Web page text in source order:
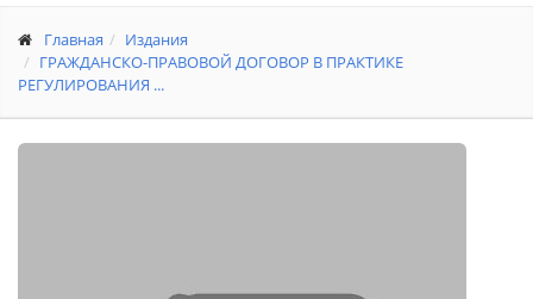
Главная
Издания
ГРАЖДАНСКО-ПРАВОВОЙ ДОГОВОР В ПРАКТИКЕ
РЕГУЛИРОВАНИЯ ...